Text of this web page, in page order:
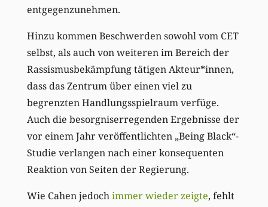
entgegenzunehmen.
Hinzu kommen Beschwerden sowohl vom CET
selbst, als auch von weiteren im Bereich der
Rassismusbekämpfung tätigen Akteur*innen,
dass das Zentrum über einen viel zu
begrenzten Handlungsspielraum verfüge.
Auch die besorgniserregenden Ergebnisse der
vor einem Jahr veröffentlichten „Being Black“-
Studie verlangen nach einer konsequenten
Reaktion von Seiten der Regierung.
Wie Cahen jedochimmer wieder zeigte, fehlt